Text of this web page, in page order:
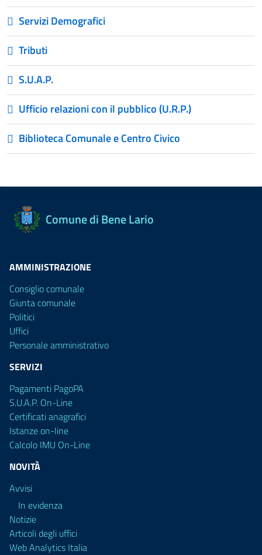
Servizi Demografici
Tributi
S.U.A.P.
Ufficio relazioni con il pubblico (U.R.P.)
Biblioteca Comunale e Centro Civico
Comune di Bene Lario
AMMINISTRAZIONE
Consiglio comunale
Giunta comunale
Politici
Uffici
Personale amministrativo
SERVIZI
Pagamenti PagoPA
S.U.A.P. On-Line
Certificati anagrafici
Istanze on-line
Calcolo IMU On-Line
NOVITÀ
Avvisi
In evidenza
Notizie
Articoli degli uffici
Web Analytics Italia